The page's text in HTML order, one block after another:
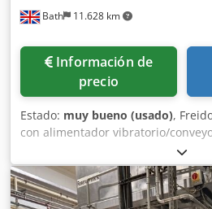
Bath 11.628 km
Información de
precio
Estado: muy bueno (usado),
con alimentador vibratorio/
alimentador vibratorio. Incluye
transportadora de salida.
de pellets por hora. Instalación
Tuopfx Ahfokr